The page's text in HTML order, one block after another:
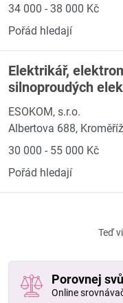
34 000 - 38 000 Kč
Pořád hledají
Elektrikář,
silnoproudých
ESOKOM, s.r.o.
Albertova 688, Kroměříž
30 000 - 55 000 Kč
Pořád hledají
Teď
Porovnej
Online